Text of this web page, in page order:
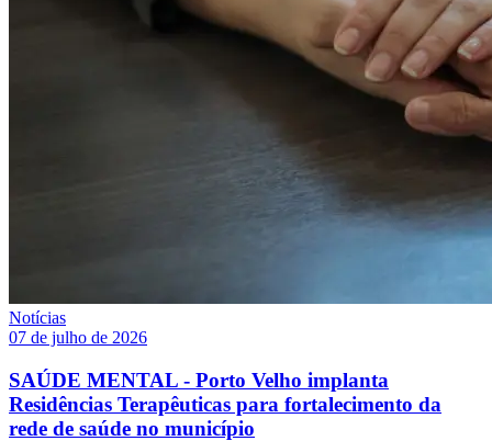
Notícias
07 de julho de 2026
SAÚDE MENTAL - Porto Velho implanta
Residências Terapêuticas para fortalecimento da
rede de saúde no município